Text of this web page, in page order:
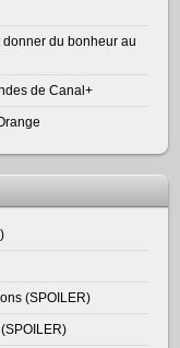
du bonheur au
de Canal+
(SPOILER)